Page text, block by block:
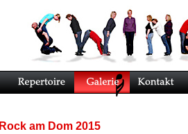
Rock am Dom 2015